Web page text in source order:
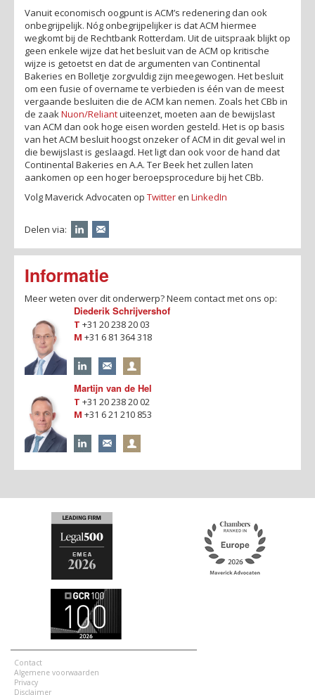
Vanuit economisch oogpunt is ACM’s redenering dan ook
onbegrijpelijk. Nóg onbegrijpelijker is dat ACM hiermee
wegkomt bij de Rechtbank Rotterdam. Uit de uitspraak blijkt op
geen enkele wijze dat het besluit van de ACM op kritische
wijze is getoetst en dat de argumenten van Continental
Bakeries en Bolletje zorgvuldig zijn meegewogen. Het besluit
om een fusie of overname te verbieden is één van de meest
vergaande besluiten die de ACM kan nemen. Zoals het CBb in
de zaak Nuon/Reliantuiteenzet, moeten aan de bewijslast
van ACM dan ook hoge eisen worden gesteld. Het is op basis
van het ACM besluit hoogst onzeker of ACM in dit geval wel in
die bewijslast is geslaagd. Het ligt dan ook voor de hand dat
Continental Bakeries en A.A. Ter Beek het zullen laten
aankomen op een hoger beroepsprocedure bij het CBb.
Volg Maverick Advocaten op Twitteren LinkedIn
Delen via:
Informatie
Meer weten over dit onderwerp? Neem contact met ons op:
Diederik Schrijvershof
T +31 20 238 20 03
M +31 6 81 364 318
Martijn van de Hel
T +31 20 238 20 02
M +31 6 21 210 853
Contact
Algemene voorwaarden
Privacy
Disclaimer